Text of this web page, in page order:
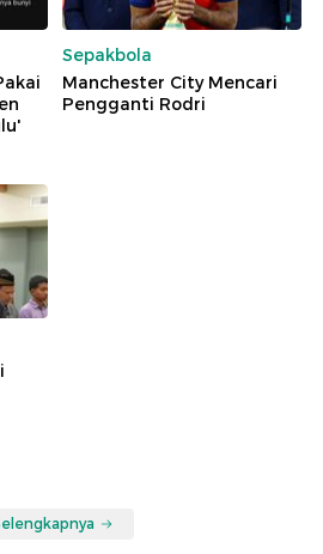
Sepakbola
Manchester City Mencari
Pengganti Rodri